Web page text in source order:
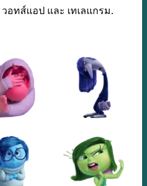
อทส์แอป และ เทเลแกรม.